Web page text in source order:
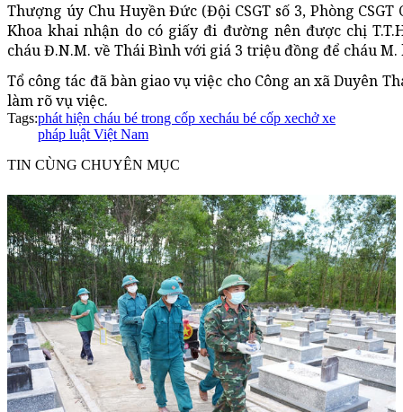
Thượng úy Chu Huyền Đức (Đội CSGT số 3, Phòng
Khoa khai nhận do có giấy đi đường nên được chị
cháu Đ.N.M. về Thái Bình với giá 3 triệu đồng để cháu
Tổ công tác đã bàn giao vụ việc cho Công an xã Duyên
làm rõ vụ việc.
Tags:phát hiện cháu bé trong cốp xecháu bé cốp xechở xe
pháp luật Việt Nam
TIN CÙNG CHUYÊN MỤC